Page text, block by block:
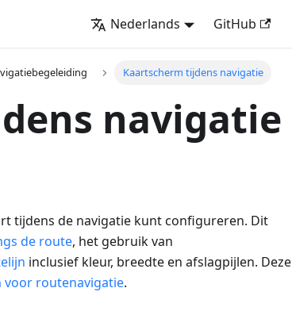
Nederlands GitHub
Kaartscherm tijdens navigatie
navigatie
tijdens de navigatie kunt configureren. Dit
de route, het gebruik van
inclusief kleur, breedte en afslagpijlen. Deze
voor routenavigatie.